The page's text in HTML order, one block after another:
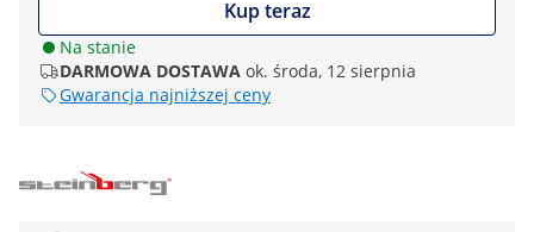
Kup teraz
Na stanie
DARMOWA DOSTAWA ok. środa, 12 sierpnia
Gwarancja najniższej ceny